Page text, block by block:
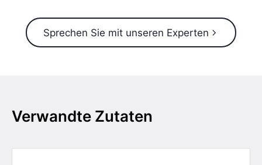
Sprechen Sie mit unseren Experten
Verwandte Zutaten